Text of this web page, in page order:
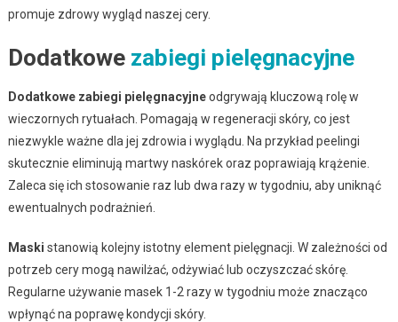
promuje zdrowy wygląd naszej cery.
Dodatkowe zabiegi pielęgnacyjne
Dodatkowe zabiegi pielęgnacyjneodgrywają kluczową rolę w
wieczornych rytuałach. Pomagają w regeneracji skóry, co jest
niezwykle ważne dla jej zdrowia i wyglądu. Na przykład peelingi
skutecznie eliminują martwy naskórek oraz poprawiają krążenie.
Zaleca się ich stosowanie raz lub dwa razy w tygodniu, aby uniknąć
ewentualnych podrażnień.
Maski stanowią kolejny istotny element pielęgnacji. W zależności od
potrzeb cery mogą nawilżać, odżywiać lub oczyszczać skórę.
Regularne używanie masek 1-2 razy w tygodniu może znacząco
wpłynąć na poprawę kondycji skóry.